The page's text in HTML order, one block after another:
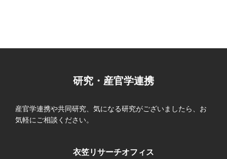
研究・産官学連携
産官学連携や共同研究、気になる研究がございましたら、お
気軽にご相談ください。
衣笠リサーチオフィス